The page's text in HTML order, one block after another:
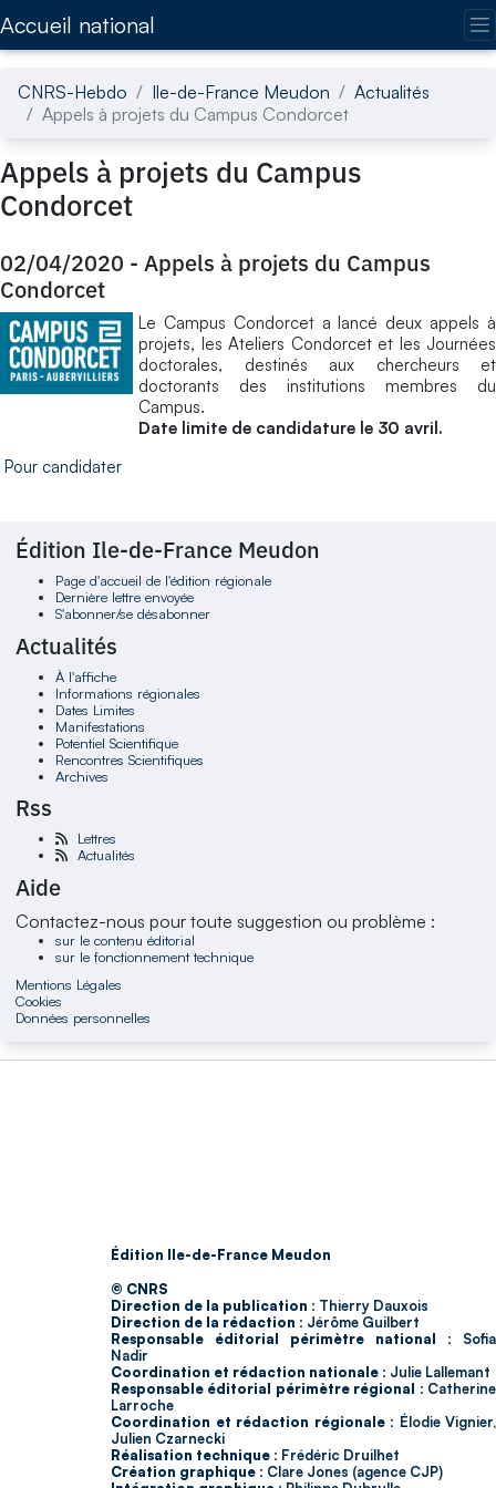
Accueil national
CNRS-Hebdo Ile-de-France Meudon
Actualités
Appels à projets du Campus Condorcet
Appels à projets du Campus
Condorcet
02/04/2020 - Appels à projets du Campus
Condorcet
Le Campus Condorcet a lancé deux appels à
projets, les Ateliers Condorcet et les Journées
doctorales, destinés aux chercheurs et
doctorants des institutions membres du
Campus.
Date limite de candidature le 30 avril.
Pour candidater
Édition Ile-de-France Meudon
Page d'accueil de l'édition régionale
Dernière lettre envoyée
S'abonner/se désabonner
Actualités
À l'affiche
Informations régionales
Dates Limites
Manifestations
Potentiel Scientifique
Rencontres Scientifiques
Archives
Rss
Lettres
Actualités
Aide
Contactez-nous pour toute suggestion ou problème :
sur le contenu éditorial
sur le fonctionnement technique
Mentions Légales
Cookies
Données personnelles
Édition Ile-de-France Meudon
© CNRS
Direction de la publication : Thierry Dauxois
Direction de la rédaction : Jérôme Guilbert
Responsable éditorial périmètre national : Sofia
Nadir
Coordination et rédaction nationale : Julie Lallemant
Responsable éditorial périmètre régional : Catherine
Larroche
Coordination et rédaction régionale : Élodie Vignier,
Julien Czarnecki
Réalisation technique : Frédéric Druilhet
Création graphique : Clare Jones (agence CJP)